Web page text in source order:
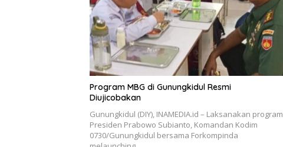
Program MBG di Gunungkidul Resmi
Diujicobakan
Gunungkidul (DIY), INAMEDIA.id – Laksanakan program
Presiden Prabowo Subianto, Komandan Kodim
0730/Gunungkidul bersama Forkompinda